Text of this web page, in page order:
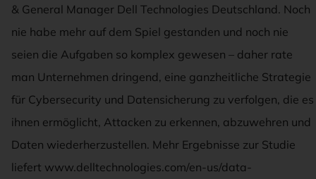
& General Manager Dell Technologies Deutschland. Noch
nie habe mehr auf dem Spiel gestanden und noch nie
seien die Aufgaben so komplex gewesen – daher rate
man Unternehmen dringend, eine ganzheitliche Strategie
für Cybersecurity und Datensicherung zu verfolgen, die es
ihnen ermöglicht, Attacken zu erkennen, abzuwehren und
Daten wiederherzustellen. Mehr Ergebnisse zur Studie
liefert www.delltechnologies.com/en-us/data-